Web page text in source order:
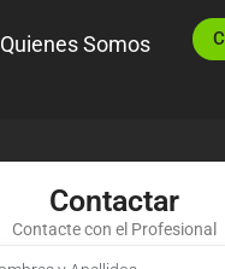
Quienes Somos
Contactar
Contacte con el Profesional